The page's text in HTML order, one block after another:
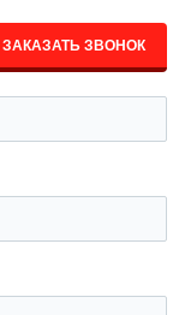
ЗАКАЗАТЬ ЗВОНОК